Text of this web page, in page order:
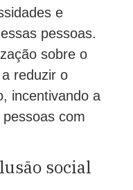
e
pessoas.
sobre o
reduzir o
incentivando a
com
social